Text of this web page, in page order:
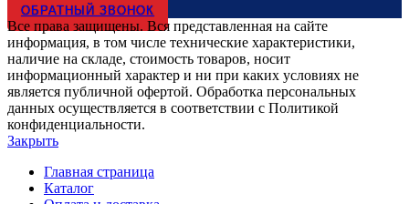
ОБРАТНЫЙ ЗВОНОК
Все права защищены. Вся представленная на сайте
информация, в том числе технические характеристики,
наличие на складе, стоимость товаров, носит
информационный характер и ни при каких условиях не
является публичной офертой. Обработка персональных
данных осуществляется в соответствии с Политикой
конфиденциальности.
Закрыть
Главная страница
Каталог